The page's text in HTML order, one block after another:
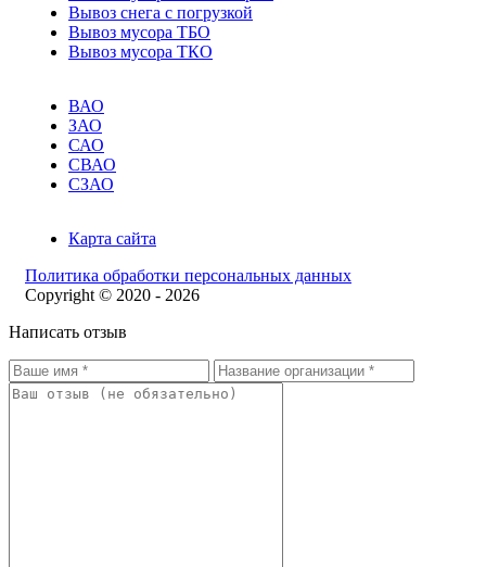
Вывоз снега с погрузкой
Вывоз мусора ТБО
Вывоз мусора ТКО
ВАО
ЗАО
САО
СВАО
СЗАО
Карта сайта
Политика обработки персональных данных
Copyright © 2020 - 2026
Написать отзыв